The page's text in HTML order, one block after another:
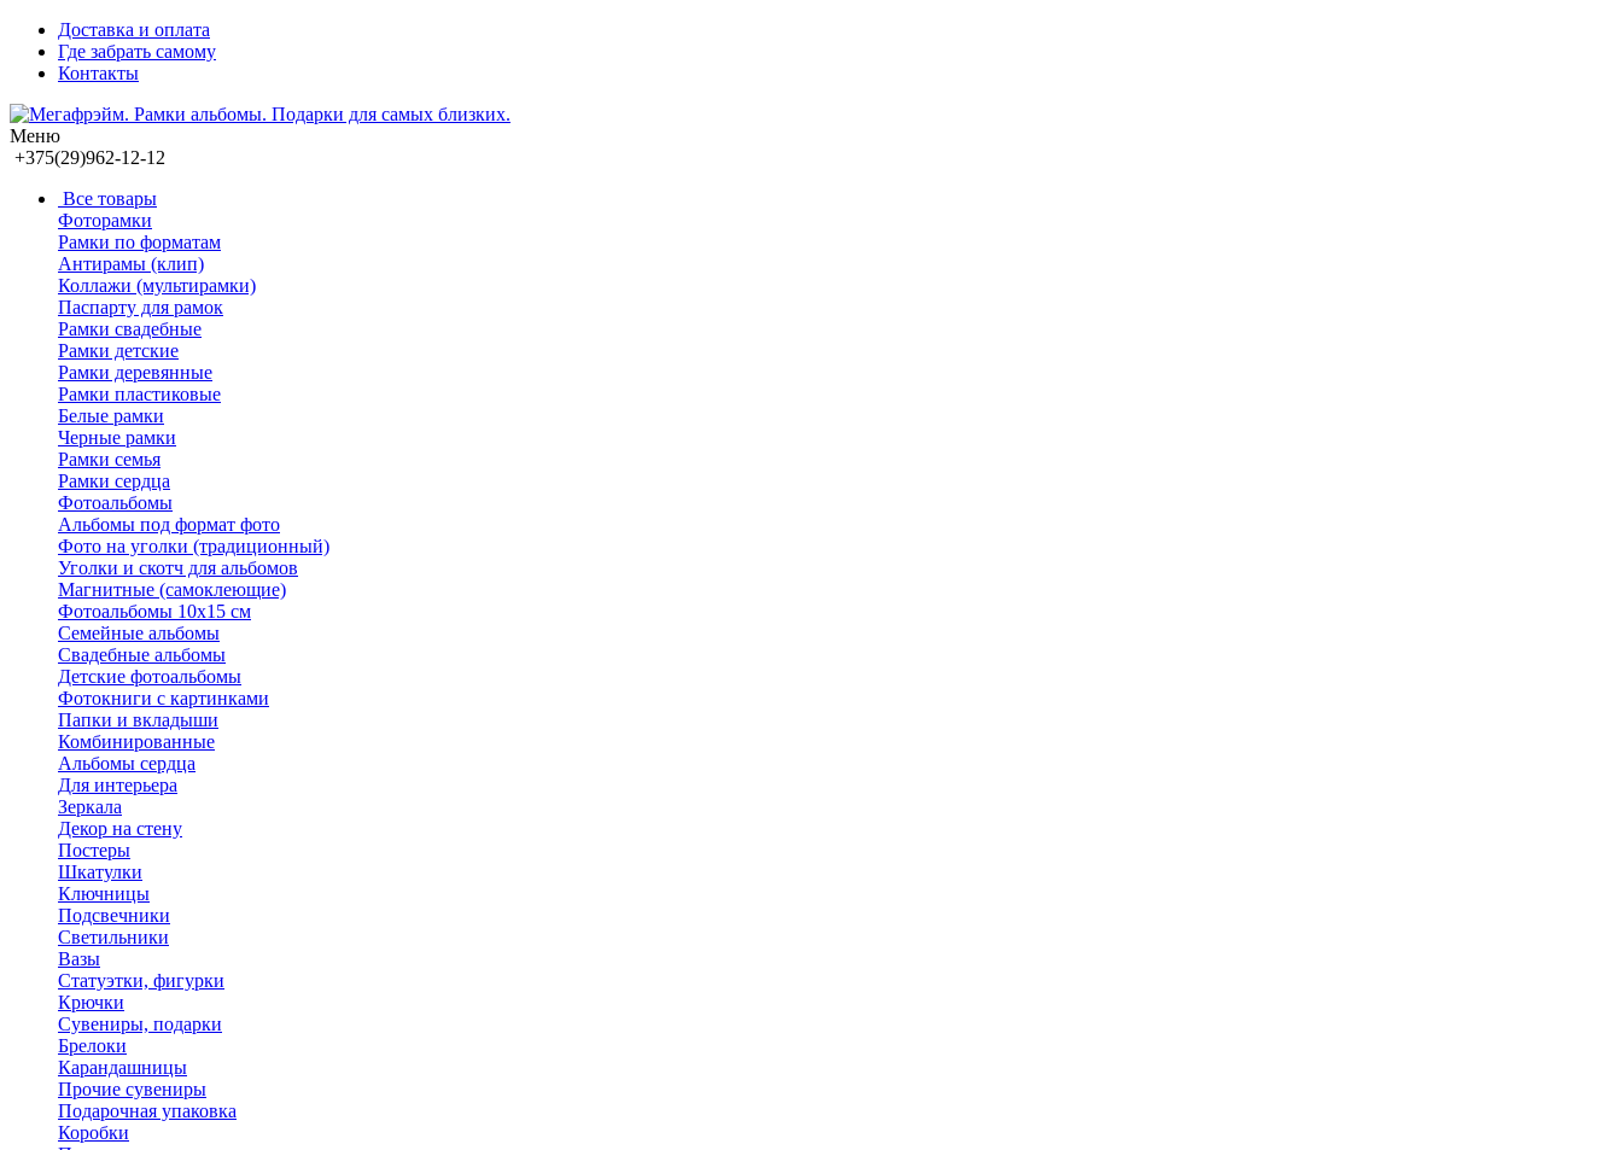
Доставка и оплата
Где забрать самому
Контакты
Меню
+375(29)962-12-12
Все товары
Фоторамки
Рамки по форматам
Антирамы (клип)
Коллажи (мультирамки)
Паспарту для рамок
Рамки свадебные
Рамки детские
Рамки деревянные
Рамки пластиковые
Белые рамки
Черные рамки
Рамки семья
Рамки сердца
Фотоальбомы
Альбомы под формат фото
Фото на уголки (традиционный)
Уголки и скотч для альбомов
Магнитные (самоклеющие)
Фотоальбомы 10х15 см
Семейные альбомы
Свадебные альбомы
Детские фотоальбомы
Фотокниги с картинками
Папки и вкладыши
Комбинированные
Альбомы сердца
Для интерьера
Зеркала
Декор на стену
Постеры
Шкатулки
Ключницы
Подсвечники
Светильники
Вазы
Статуэтки, фигурки
Крючки
Сувениры, подарки
Брелоки
Карандашницы
Прочие сувениры
Подарочная упаковка
Коробки